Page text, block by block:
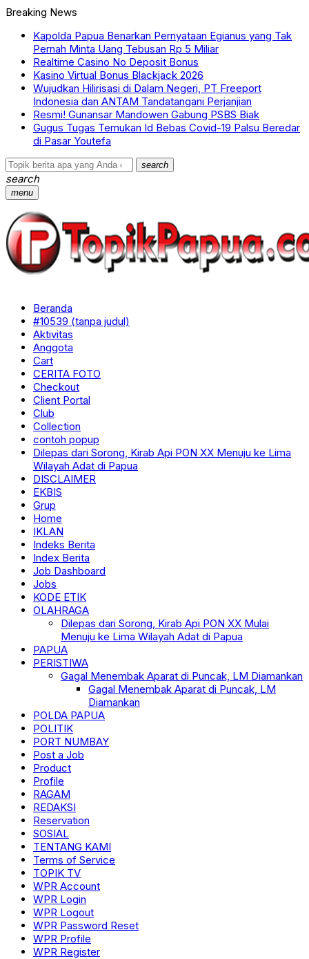
Breaking News
Kapolda Papua Benarkan Pernyataan Egianus yang Tak
Pernah Minta Uang Tebusan Rp 5 Miliar
Realtime Casino No Deposit Bonus
Kasino Virtual Bonus Blackjack 2026
Wujudkan Hilirisasi di Dalam Negeri, PT Freeport
Indonesia dan ANTAM Tandatangani Perjanjian
Resmi! Gunansar Mandowen Gabung PSBS Biak
Gugus Tugas Temukan Id Bebas Covid-19 Palsu Beredar
di Pasar Youtefa
search
search
menu
Beranda
#10539 (tanpa judul)
Aktivitas
Anggota
Cart
CERITA FOTO
Checkout
Client Portal
Club
Collection
contoh popup
Dilepas dari Sorong, Kirab Api PON XX Menuju ke Lima
Wilayah Adat di Papua
DISCLAIMER
EKBIS
Grup
Home
IKLAN
Indeks Berita
Index Berita
Job Dashboard
Jobs
KODE ETIK
OLAHRAGA
Dilepas dari Sorong, Kirab Api PON XX Mulai
Menuju ke Lima Wilayah Adat di Papua
PAPUA
PERISTIWA
Gagal Menembak Aparat di Puncak, LM Diamankan
Gagal Menembak Aparat di Puncak, LM
Diamankan
POLDA PAPUA
POLITIK
PORT NUMBAY
Post a Job
Product
Profile
RAGAM
REDAKSI
Reservation
SOSIAL
TENTANG KAMI
Terms of Service
TOPIK TV
WPR Account
WPR Login
WPR Logout
WPR Password Reset
WPR Profile
WPR Register